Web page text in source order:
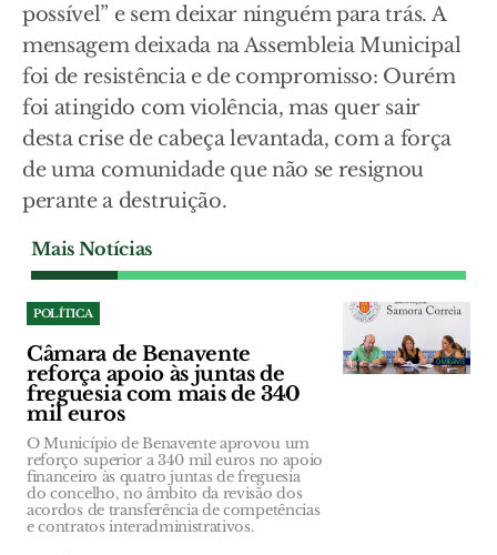
possível” e sem deixar ninguém para trás. A
mensagem deixada na Assembleia Municipal
foi de resistência e de compromisso: Ourém
foi atingido com violência, mas quer sair
desta crise de cabeça levantada, com a força
de uma comunidade que não se resignou
perante a destruição.
Mais Notícias
POLÍTICA
Câmara de Benavente
reforça apoio às juntas de
freguesia com mais de 340
mil euros
O Município de Benavente aprovou um
reforço superior a 340 mil euros no apoio
financeiro às quatro juntas de freguesia
do concelho, no âmbito da revisão dos
acordos de transferência de competências
e contratos interadministrativos.